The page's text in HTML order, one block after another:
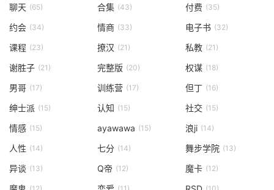
聊天 (65) 合集 (43) 付费 (35)
约会 (34) 情商 (33) 电子书 (32)
课程 (23) 撩汉 (21) 私教 (21)
谢胜子 (21) 完整版 (20) 权谋 (18)
男哥 (17) 训练营 (17) 但丁 (16)
绅士派 (15) 认知 (15) 社交 (15)
情感 (15) ayawawa (15) 浪ji (14)
人性 (14) 七分 (14) 舞步学院 (13)
异谈 (13) Q帝 (12) 魔卡 (12)